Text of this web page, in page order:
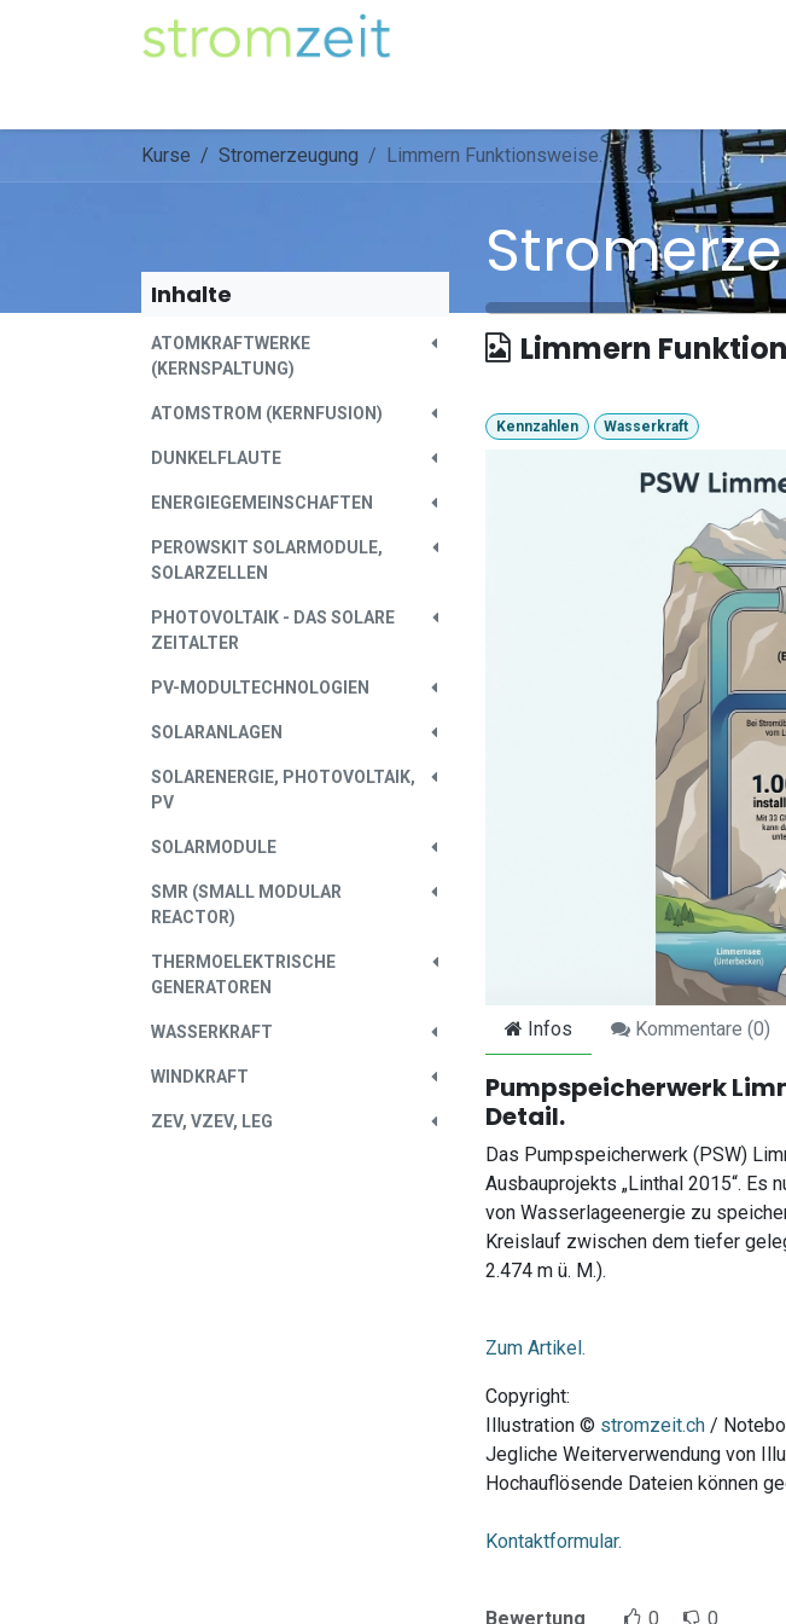
Zum Inhalt springen
Kurse Stromerzeugung Limmern Funktionsweise.
Inhalte
ATOMKRAFTWERKE
(KERNSPALTUNG)
ATOMSTROM (KERNFUSION)
DUNKELFLAUTE
ENERGIEGEMEINSCHAFTEN
PEROWSKIT SOLARMODULE,
SOLARZELLEN
PHOTOVOLTAIK - DAS SOLARE
ZEITALTER
PV-MODULTECHNOLOGIEN
SOLARANLAGEN
SOLARENERGIE, PHOTOVOLTAIK,
PV
SOLARMODULE
SMR (SMALL MODULAR
REACTOR)
THERMOELEKTRISCHE
GENERATOREN
WASSERKRAFT
WINDKRAFT
ZEV, VZEV, LEG
Limmern
Kennzahlen Wasserkraft
Infos Kommentare (0)
Pumpspeicherwerk
Detail.
Das Pumpspeicherwerk (PSW)
Ausbauprojekts „Linthal 2015“.
von Wasserlageenergie zu
Kreislauf zwischen dem tiefer
2.474 m ü. M.).
Zum Artikel.
Copyright:
Illustration © stromzeit.ch /
Jegliche Weiterverwendung von
Hochauflösende Dateien können
Kontaktformular.
Bewertung 0 0